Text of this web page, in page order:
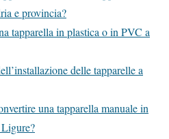
e provincia?
tapparella in plastica o in PVC a
delle tapparelle a
una tapparella manuale in